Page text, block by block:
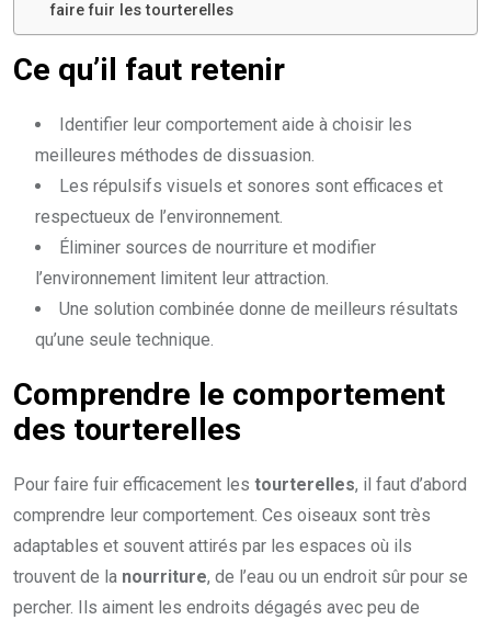
faire fuir les tourterelles
Ce qu’il faut retenir
Identifier leur comportement aide à choisir les
meilleures méthodes de dissuasion.
Les répulsifs visuels et sonores sont efficaces et
respectueux de l’environnement.
Éliminer sources de nourriture et modifier
l’environnement limitent leur attraction.
Une solution combinée donne de meilleurs résultats
qu’une seule technique.
Comprendre le comportement
des tourterelles
Pour faire fuir efficacement les tourterelles, il faut d’abord
comprendre leur comportement. Ces oiseaux sont très
adaptables et souvent attirés par les espaces où ils
trouvent de la nourriture, de l’eau ou un endroit sûr pour se
percher. Ils aiment les endroits dégagés avec peu de